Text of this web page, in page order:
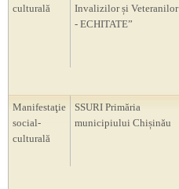
culturală
Invalizilor și Veteranilor
- ECHITATE”
Manifestaţie
social-
culturală
SSURI Primăria
municipiului Chișinău